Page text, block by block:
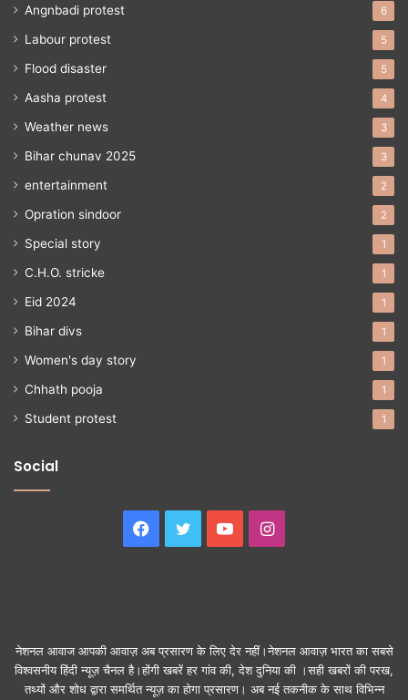
Angnbadi protest 6
Labour protest 5
Flood disaster 5
Aasha protest 4
Weather news 3
Bihar chunav 2025 3
entertainment 2
Opration sindoor 2
Special story 1
C.H.O. stricke 1
Eid 2024 1
Bihar divs 1
Women's day story 1
Chhath pooja 1
Student protest 1
Social
Facebook
Twitter YouTubeInstagram
नेशनल आवाज आपकी आवाज़ अब प्रसारण के लिए देर नहीं।नेशनल आवाज़ भारत का सबसे
विश्वसनीय हिंदी न्यूज़ चैनल है।होंगी खबरें हर गांव की, देश दुनिया की ।सही खबरों की परख,
तथ्यों और शोध द्वारा समर्थित न्यूज़ का होगा प्रसारण। अब नई तकनीक के साथ विभिन्न